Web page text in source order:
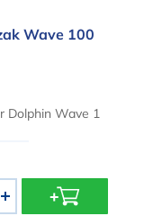
Fijn
Wave 100
Dolphin Wave 1
+